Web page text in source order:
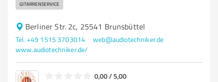
GITARRENSERVICE
Berliner Str. 2c, 25541 Brunsbüttel
Tel. +49 1515 3703014
web@audiotechniker.de
www.audiotechniker.de/
0,00 / 5,00